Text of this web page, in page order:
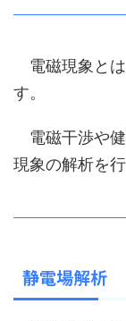
電磁現象とは
す。
電磁干渉や
現象の解析を
静電場解析